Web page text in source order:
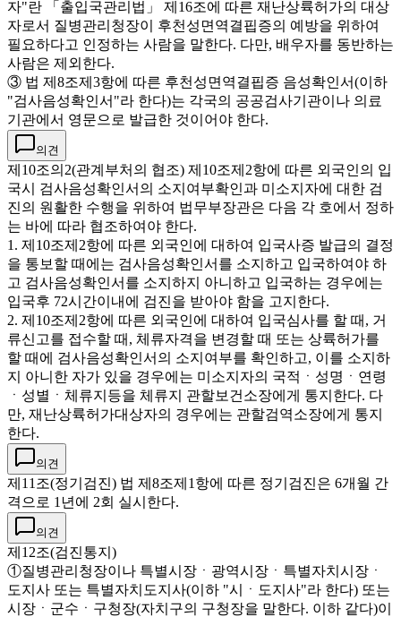
자"란 「출입국관리법」 제16조에 따른 재난상륙허가의 대상
자로서 질병관리청장이 후천성면역결핍증의 예방을 위하여
필요하다고 인정하는 사람을 말한다. 다만, 배우자를 동반하는
사람은 제외한다.
③ 법 제8조제3항에 따른 후천성면역결핍증 음성확인서(이하
"검사음성확인서"라 한다)는 각국의 공공검사기관이나 의료
기관에서 영문으로 발급한 것이어야 한다.
의견
제10조의2(관계부처의 협조) 제10조제2항에 따른 외국인의 입
국시 검사음성확인서의 소지여부확인과 미소지자에 대한 검
진의 원활한 수행을 위하여 법무부장관은 다음 각 호에서 정하
는 바에 따라 협조하여야 한다.
1. 제10조제2항에 따른 외국인에 대하여 입국사증 발급의 결정
을 통보할 때에는 검사음성확인서를 소지하고 입국하여야 하
고 검사음성확인서를 소지하지 아니하고 입국하는 경우에는
입국후 72시간이내에 검진을 받아야 함을 고지한다.
2. 제10조제2항에 따른 외국인에 대하여 입국심사를 할 때, 거
류신고를 접수할 때, 체류자격을 변경할 때 또는 상륙허가를
할 때에 검사음성확인서의 소지여부를 확인하고, 이를 소지하
지 아니한 자가 있을 경우에는 미소지자의 국적ㆍ성명ㆍ연령
ㆍ성별ㆍ체류지등을 체류지 관할보건소장에게 통지한다. 다
만, 재난상륙허가대상자의 경우에는 관할검역소장에게 통지
한다.
의견
제11조(정기검진) 법 제8조제1항에 따른 정기검진은 6개월 간
격으로 1년에 2회 실시한다.
의견
제12조(검진통지)
①질병관리청장이나 특별시장ㆍ광역시장ㆍ특별자치시장ㆍ
도지사 또는 특별자치도지사(이하 "시ㆍ도지사"라 한다) 또는
시장ㆍ군수ㆍ구청장(자치구의 구청장을 말한다. 이하 같다)이